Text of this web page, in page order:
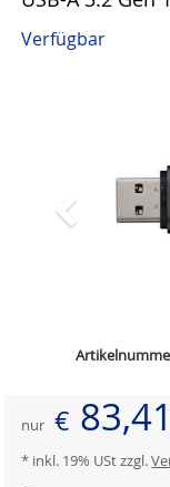
Verfügbar
nur €
* inkl. 19% USt zzgl.